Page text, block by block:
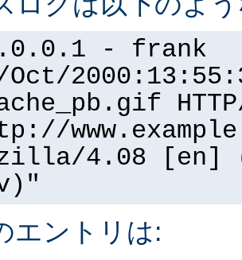
- frank
Oct/
4.08 [en]
エントリは: